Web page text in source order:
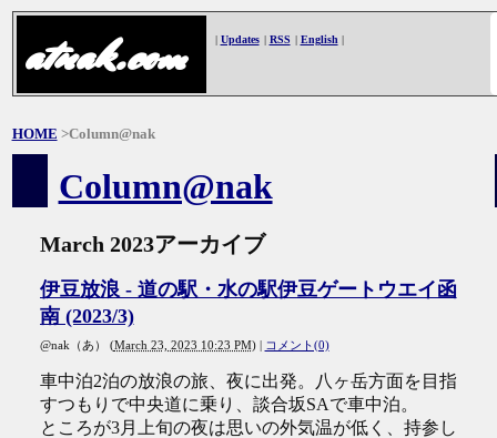
atnak.com | Updates | RSS | English |
HOME >Column@nak
Column@nak
March 2023アーカイブ
伊豆放浪 - 道の駅・水の駅伊豆ゲートウエイ函
南 (2023/3)
@nak（あ） (March 23, 2023 10:23 PM) | コメント(0)
車中泊2泊の放浪の旅、夜に出発。八ヶ岳方面を目指
すつもりで中央道に乗り、談合坂SAで車中泊。
ところが3月上旬の夜は思いの外気温が低く、持参し